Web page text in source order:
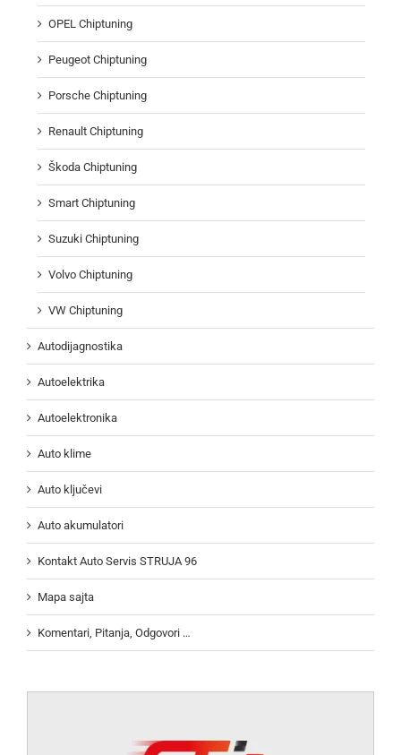
OPEL Chiptuning
Peugeot Chiptuning
Porsche Chiptuning
Renault Chiptuning
Škoda Chiptuning
Smart Chiptuning
Suzuki Chiptuning
Volvo Chiptuning
VW Chiptuning
Autodijagnostika
Autoelektrika
Autoelektronika
Auto klime
Auto ključevi
Auto akumulatori
Kontakt Auto Servis STRUJA 96
Mapa sajta
Komentari, Pitanja, Odgovori …